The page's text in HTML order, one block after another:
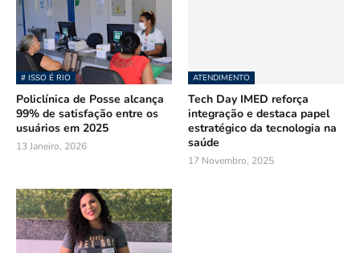
# ISSO É RIO
Policlínica de Posse alcança
99% de satisfação entre os
usuários em 2025
13 Janeiro, 2026
ATENDIMENTO
Tech Day IMED reforça
integração e destaca papel
estratégico da tecnologia na
saúde
17 Novembro, 2025